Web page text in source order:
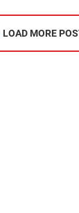
LOAD MORE